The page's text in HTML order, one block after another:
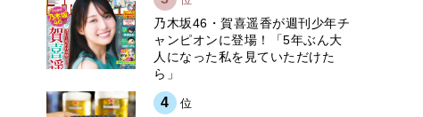
乃木坂46・賀喜遥香が週刊少年チ
ャンピオンに登場！「5年ぶん大
人になった私を見ていただけた
ら」
4 位